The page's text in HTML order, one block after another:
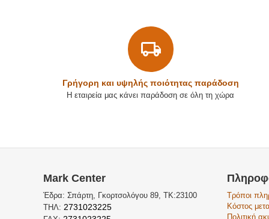
Γρήγορη και υψηλής ποιότητας παράδοση
Η εταιρεία μας κάνει παράδοση σε όλη τη χώρα
Mark Center
Έδρα: Σπάρτη, Γκορτσολόγου 89, ΤΚ:23100
ΤΗΛ: 2731023225
Τρόποι
Κόστος
Πολιτική